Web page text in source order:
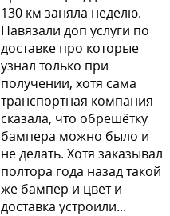
130 км заняла неделю.
Навязали доп услуги по
доставке про которые
узнал только при
получении, хотя сама
транспортная компания
сказала, что обрешётку
бампера можно было и
не делать. Хотя заказывал
полтора года назад такой
же бампер и цвет и
доставка устроили...